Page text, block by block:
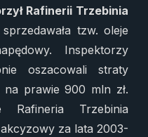
Rafinerii Trzebinia
tzw. oleje
Inspektorzy
oszacowali straty
prawie 900 mln zł.
Trzebinia
za lata 2003-